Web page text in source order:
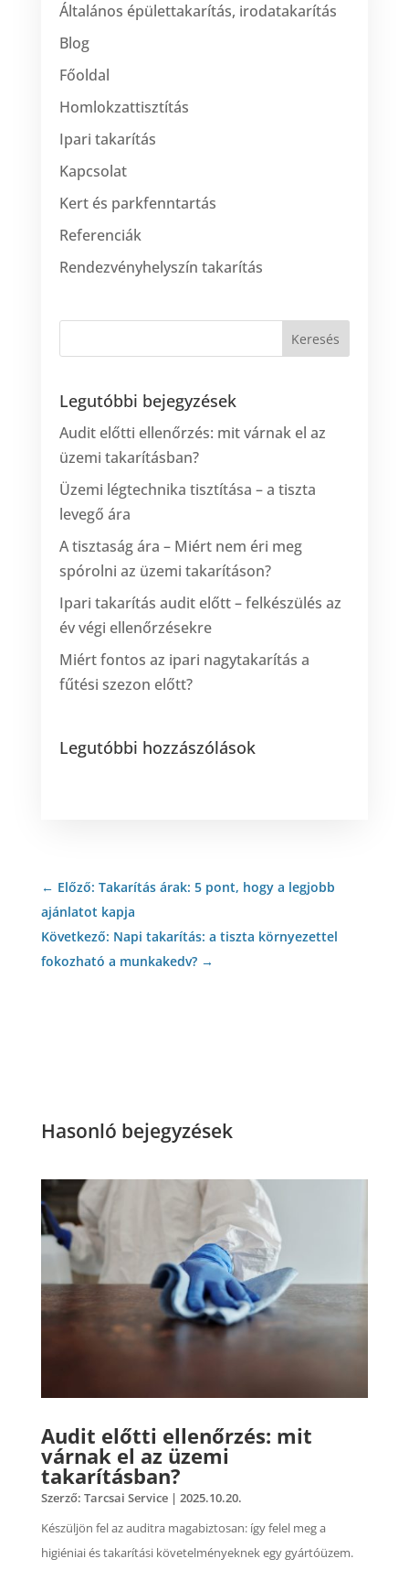
Általános épülettakarítás, irodatakarítás
Blog
Főoldal
Homlokzattisztítás
Ipari takarítás
Kapcsolat
Kert és parkfenntartás
Referenciák
Rendezvényhelyszín takarítás
Legutóbbi bejegyzések
Audit előtti ellenőrzés: mit várnak el az
üzemi takarításban?
Üzemi légtechnika tisztítása – a tiszta
levegő ára
A tisztaság ára – Miért nem éri meg
spórolni az üzemi takarításon?
Ipari takarítás audit előtt – felkészülés az
év végi ellenőrzésekre
Miért fontos az ipari nagytakarítás a
fűtési szezon előtt?
Legutóbbi hozzászólások
← Előző: Takarítás árak: 5 pont, hogy a legjobb
ajánlatot kapja
Következő: Napi takarítás: a tiszta környezettel
fokozható a munkakedv?→
Hasonló bejegyzések
Audit előtti ellenőrzés: mit
várnak el az üzemi
takarításban?
Szerző: Tarcsai Service| 2025.10.20.
Készüljön fel az auditra magabiztosan: így felel meg a
higiéniai és takarítási követelményeknek egy gyártóüzem.